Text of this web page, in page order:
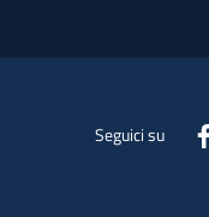
Seguici su